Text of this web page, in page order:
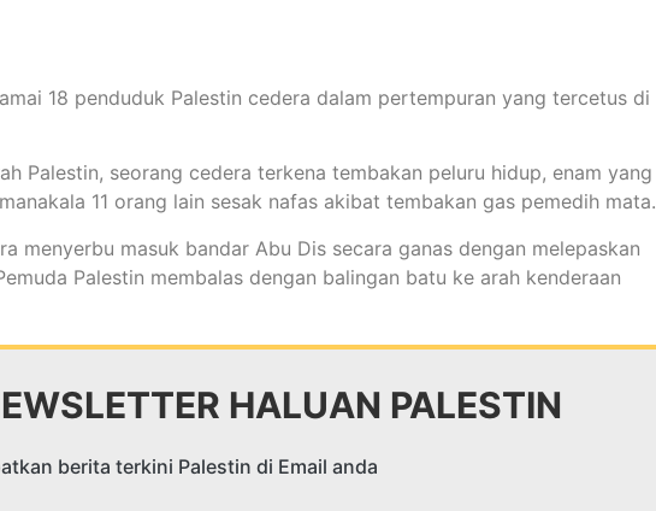
18 penduduk Palestin cedera dalam pertempuran yang tercetus di
Palestin, seorang cedera terkena tembakan peluru hidup, enam yang
11 orang lain sesak nafas akibat tembakan gas pemedih mata.
menyerbu masuk bandar Abu Dis secara ganas dengan melepaskan
Palestin membalas dengan balingan batu ke arah kenderaan
HALUAN PALESTIN
berita terkini Palestin di Email anda